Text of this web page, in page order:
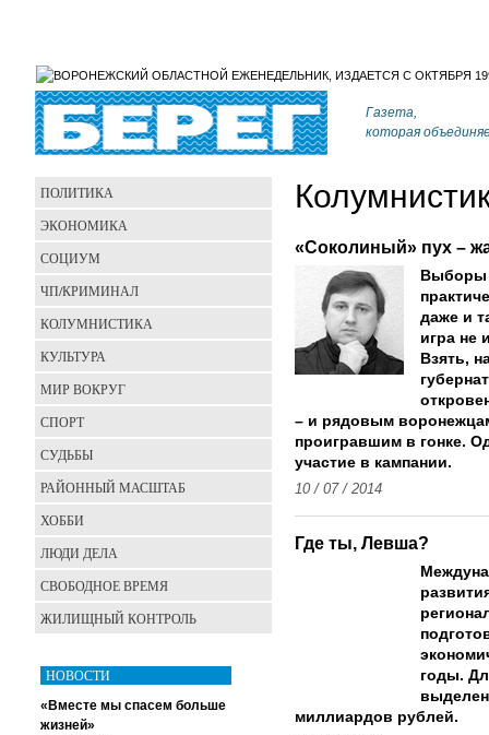
Газета,
которая
«Соколиный» пух –
Выборы
даже и
игра не
Взять,
– и рядовым
проигравшим в гонке.
участие в кампании.
10 / 07 / 2014
Где ты, Левша?
годы.
миллиардов рублей.
ПОЛИТИКА
ЭКОНОМИКА
СОЦИУМ
ЧП/КРИМИНАЛ
КОЛУМНИСТИКА
КУЛЬТУРА
МИР ВОКРУГ
СПОРТ
СУДЬБЫ
РАЙОННЫЙ МАСШТАБ
ХОББИ
ЛЮДИ ДЕЛА
СВОБОДНОЕ ВРЕМЯ
ЖИЛИЩНЫЙ КОНТРОЛЬ
НОВОСТИ
«Вместе мы спасем больше
жизней»